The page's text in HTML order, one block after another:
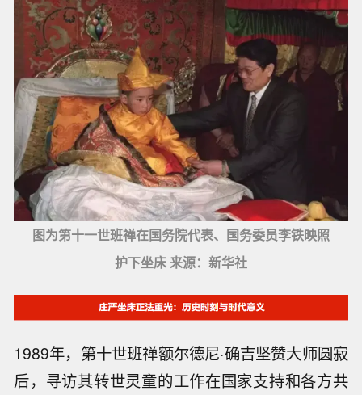
图为第十一世班禅在国务院代表、国务委员李铁映照
护下坐床 来源：新华社
1989年，第十世班禅额尔德尼·确吉坚赞大师圆寂
后，寻访其转世灵童的工作在国家支持和各方共